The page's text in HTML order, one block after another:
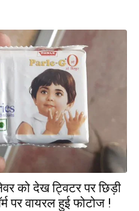
को देख ट्विटर पर छिड़ी
पर वायरल हुई फोटोज !